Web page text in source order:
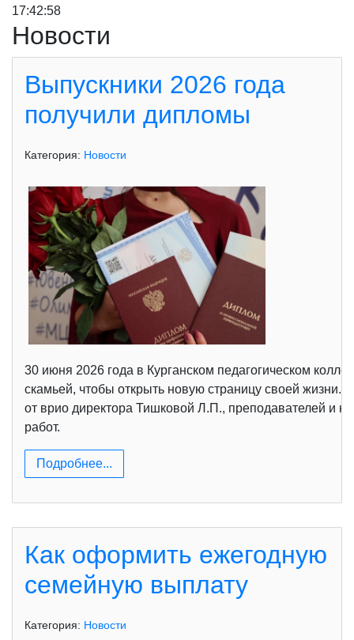
17:42:59
Новости
Выпускники 2026 года
получили дипломы
Категория: Новости
30 июня 2026 года в Курганском педагогическом
скамьей, чтобы открыть новую страницу своей жизни.
от врио директора Тишковой Л.П., преподавателей и
работ.
Подробнее...
Как оформить ежегодную
семейную выплату
Категория: Новости